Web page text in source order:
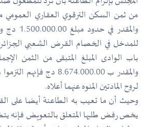
من ثمن السكن الترقوي العقاري
والمقدر
باب الوادى المبلغ المتبقى من الثمن
والمقدر ب 8.674.000.00
لروح المادتين المنوه عنهما أعلاه.
وحيث أن ما تعيب به الطاعنة أيضا على
يخص رفض طلبها المتعلق بالتعويض فإنه